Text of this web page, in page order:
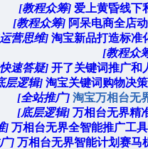
[教程众筹] 爱上黄昏线下
[教程众筹] 阿呆电商全店
营思维] 淘宝新品打造标准
[教程众
速答疑] 开了关键词推广和
层逻辑] 淘宝关键词购物决
[全站推广] 淘宝万相台无
[底层逻辑] 万相台无界精
] 万相台无界全智能推广工
] 万相台无界智能计划赛马